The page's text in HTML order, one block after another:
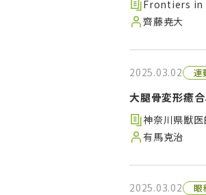
Frontiers in
齊藤尭大
2025.03.02 運
大腿骨変形癒
神奈川県獣
有馬克治
2025.03.02 眼